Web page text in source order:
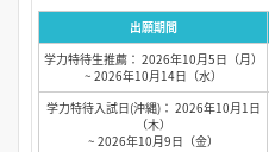
出願期間
学力特待生推薦： 2026年10月5日（月）
~ 2026年10月14日（水）
学力特待入試日(沖縄)： 2026年10月1日
（木）
~ 2026年10月9日（金）